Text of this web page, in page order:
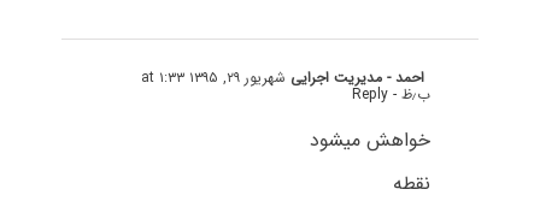
احمد - مدیریت اجرایی شهریور ۲۹, ۱۳۹۵ at ۱:۳۳
ب٫ظ - Reply
خواهش میشود
نقطه